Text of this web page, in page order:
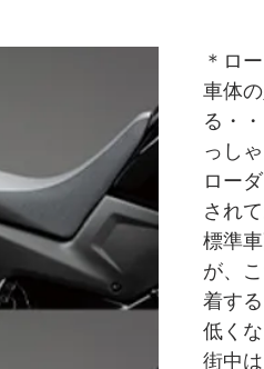
＊ロ
車体
る・
っし
ロー
され
標準
が、
着す
低く
街中